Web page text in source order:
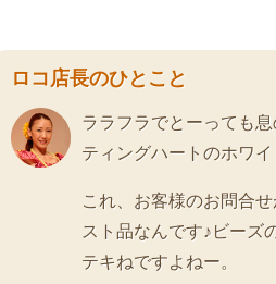
ロコ店長のひとこと
ララフラでとーっても
ティングハートのホワイ
これ、お客様のお問合
スト品なんです♪ビーズ
テキねですよねー。